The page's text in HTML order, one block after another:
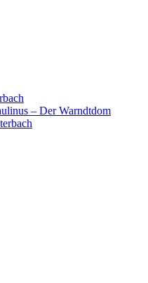
– Der Warndtdom